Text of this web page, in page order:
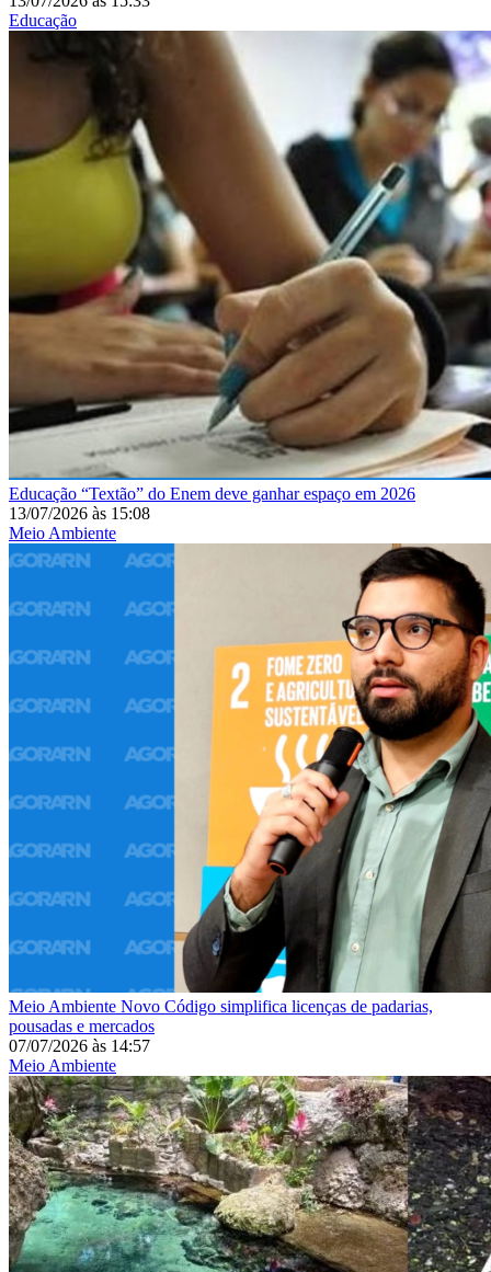
Educação
Educação “Textão” do Enem deve ganhar espaço em 2026
13/07/2026 às 15:08
Meio Ambiente
Meio Ambiente Novo Código simplifica licenças de padarias,
pousadas e mercados
07/07/2026 às 14:57
Meio Ambiente